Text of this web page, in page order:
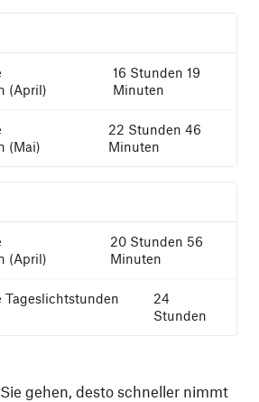
16 Stunden 19
Minuten
22 Stunden 46
Minuten
20 Stunden 56
Minuten
24
Stunden
gehen, desto schneller nimmt